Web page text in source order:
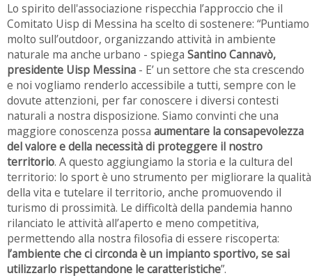
Lo spirito dell'associazione rispecchia l’approccio che il
Comitato Uisp di Messina ha scelto di sostenere: “Puntiamo
molto sull’outdoor, organizzando attività in ambiente
naturale ma anche urbano - spiega Santino Cannavò,
presidente Uisp Messina - E’ un settore che sta crescendo
e noi vogliamo renderlo accessibile a tutti, sempre con le
dovute attenzioni, per far conoscere i diversi contesti
naturali a nostra disposizione. Siamo convinti che una
maggiore conoscenza possa aumentare la consapevolezza
del valore e della necessità di proteggere il nostro
territorio. A questo aggiungiamo la storia e la cultura del
territorio: lo sport è uno strumento per migliorare la qualità
della vita e tutelare il territorio, anche promuovendo il
turismo di prossimità. Le difficoltà della pandemia hanno
rilanciato le attività all’aperto e meno competitiva,
permettendo alla nostra filosofia di essere riscoperta:
l’ambiente che ci circonda è un impianto sportivo, se sai
utilizzarlo rispettandone le caratteristiche”.